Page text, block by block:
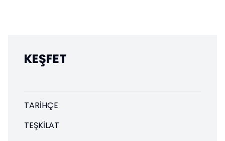
KEŞFET
TARIHÇE
TEŞKILAT